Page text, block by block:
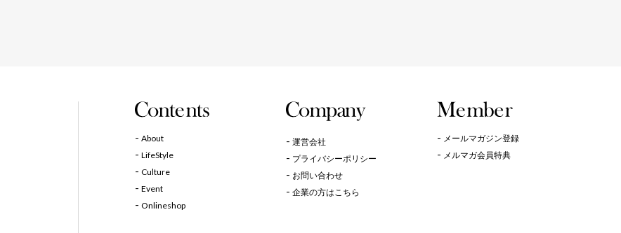
About
LifeStyle
Culture
Event
Onlineshop
運営会社
プライバシーポリシー
お問い合わせ
企業の方はこちら
メールマガジン登録
メルマガ会員特典